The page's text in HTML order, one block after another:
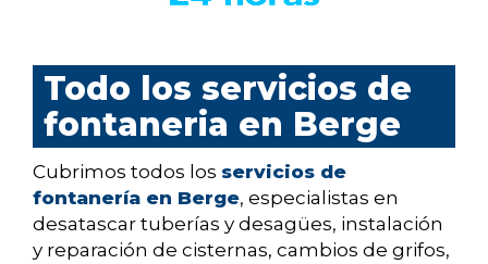
Todo los servicios de
fontaneria en Berge
Cubrimos todos los servicios de
fontanería en Berge, especialistas en
desatascar tuberías y desagües, instalación
y reparación de cisternas, cambios de grifos,